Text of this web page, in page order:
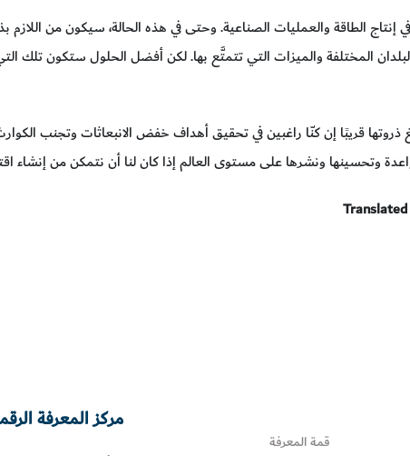
في إنتاج الطاقة والعمليات الصناعية. وحتى في هذه الحالة، سيكون من
المختلفة والميزات التي تتمتَّع بها. لكن أفضل الحلول ستكون تلك
ذروتها قريبًا إن كنّا راغبين في تحقيق أهداف خفض الانبعاثات وتجنب
وتحسينها ونشرها على مستوى العالم إذا كان لنا أن نتمكن من
قمة المعرفة
مركز المعرفة